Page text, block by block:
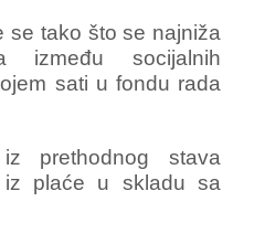
se tako što se najniža
između socijalnih
sati u fondu rada
prethodnog stava
plaće u skladu sa